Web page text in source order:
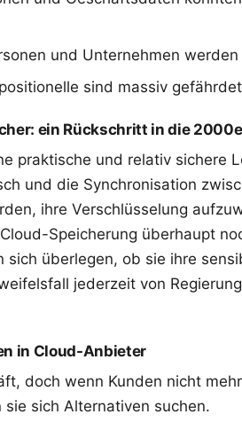
und Unternehmen werden
sind massiv
ein Rückschritt in die
praktische und relativ sichere
und die Synchronisation
ihre Verschlüsselung
Speicherung überhaupt
überlegen, ob sie ihre
jederzeit von
in Cloud-Anbieter
doch wenn Kunden nicht
sich Alternativen suchen.